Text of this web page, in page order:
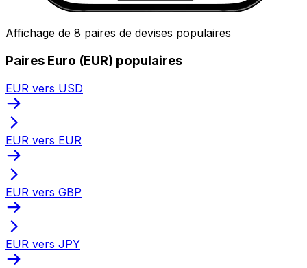
Affichage de 8 paires de devises populaires
Paires Euro (EUR) populaires
EUR vers USD
EUR vers EUR
EUR vers GBP
EUR vers JPY